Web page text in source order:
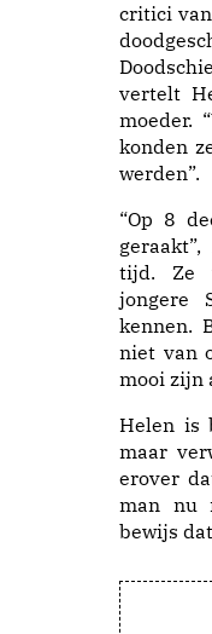
critici
vertelt
moeder.
konden
werden”.
“Op 8
tijd. Ze
jongere
kennen.
niet van
mooi zijn
Helen is
maar
erover
man nu
bewijs